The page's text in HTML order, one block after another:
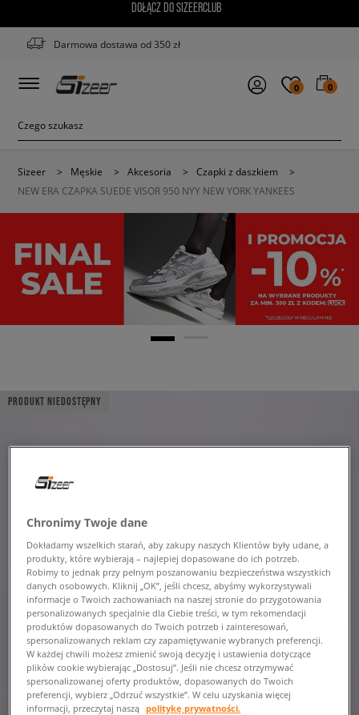
DOŁĄCZ DO SIZEERCLUB
Darmowa dostawa od 350 zł
0 0
Sizeer > Męskie > Akcesoria > Czapki z daszkiem
>
NEW ERA CZAPKA SUEDE VISOR 950 NYY NEW YORK YANKEES
PRODUKT NIEDOSTĘPNY
Chronimy Twoje dane
Dokładamy wszelkich starań, aby zakupy naszych Klientów były udane, a
produkty, które wybierają – najlepiej dopasowane do ich potrzeb.
Robimy to jednak przy pełnym poszanowaniu bezpieczeństwa wszystkich
danych osobowych. Kliknij „OK”, jeśli chcesz, abyśmy wykorzystywali
informacje o Twoich zachowaniach na naszej stronie do przygotowania
personalizowanych specjalnie dla Ciebie treści, w tym rekomendacji
produktów dopasowanych do Twoich potrzeb i zainteresowań,
spersonalizowanych reklam czy zapamiętywanie wybranych preferencji.
W każdej chwili możesz zmienić swoją decyzję i ustawienia dotyczące
plików cookie wybierając „Dostosuj”. Jeśli nie chcesz otrzymywać
spersonalizowanej oferty produktów, dopasowanych do Twoich
preferencji, wybierz „Odrzuć wszystkie”. W celu uzyskania więcej
informacji, przeczytaj naszą politykę prywatności.